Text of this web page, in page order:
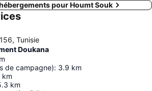
pour Houmt Souk
Tunisie
Doukana
de campagne): 3.9 km
km
km